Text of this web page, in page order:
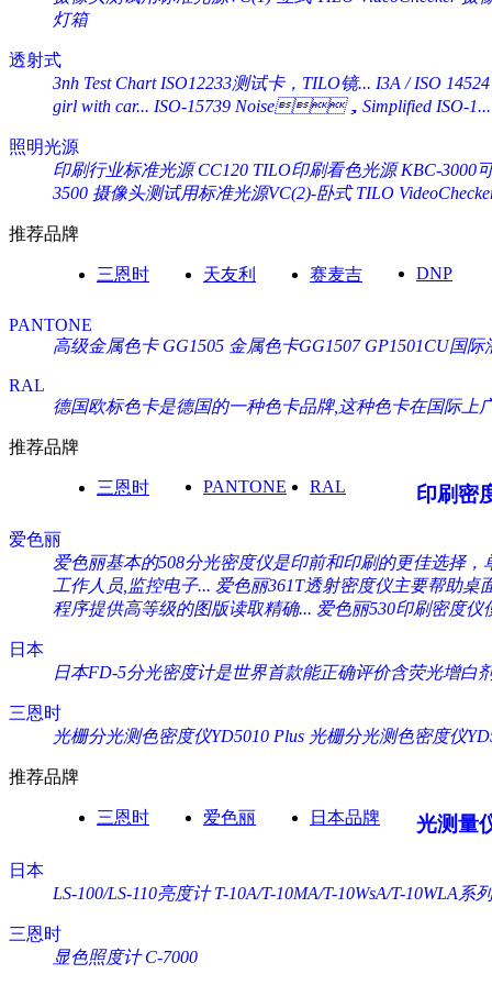
灯箱
透射式
3nh Test Chart ISO12233测试卡，TILO镜... I3A / ISO
girl with car... ISO-15739 Noise，Simplified ISO-1...
照明光源
印刷行业标准光源 CC120 TILO印刷看色光源 KBC-3000
3500 摄像头测试用标准光源VC(2)-卧式 TILO
推荐品牌
三恩时 天友利 赛麦吉 DNP
PANTONE
高级金属色卡 GG1505 金属色卡GG1507 GP1501CU国
RAL
德国欧标色卡是德国的一种色卡品牌,这种色卡在国际上
推荐品牌
三恩时 PANTONE RAL 印刷密
爱色丽
爱色丽基本的508分光密度仪是印前和印刷的更佳选择
工作人员,监控电子... 爱色丽361T透射密度仪主要帮助桌
程序提供高等级的图版读取精确... 爱色丽530印刷密度仪
日本
日本FD-5分光密度计是世界首款能正确评价含荧光增白
三恩时
光栅分光测色密度仪YD5010 Plus 光栅分光测色密度仪
推荐品牌
三恩时 爱色丽 日本品牌 光测量
日本
LS-100/LS-110亮度计 T-10A/T-10MA/T-10WsA/T-10WLA系
三恩时
显色照度计 C-7000